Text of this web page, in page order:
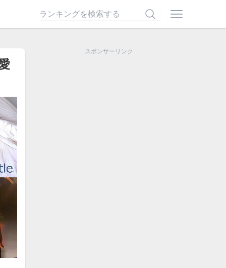
スポンサーリンク